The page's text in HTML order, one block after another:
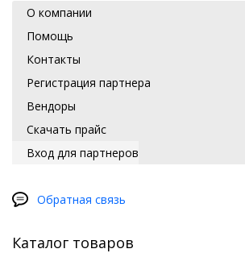
О компании
Помощь
Контакты
Регистрация партнера
Вендоры
Скачать прайс
Вход для партнеров
Обратная связь
Каталог товаров